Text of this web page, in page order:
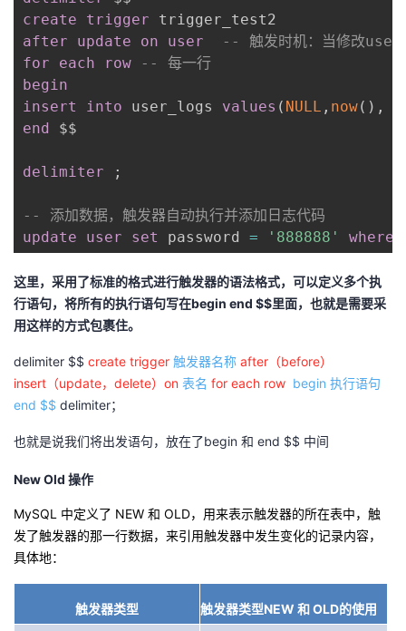
create
trigger
after
update on user
-- 触发时机：当修改user
for each row
-- 每一行
begin
insert
into user_logs values ( NULL , now( ) ,
end
$$
delimiter ;
-- 添加数据，触发器自动执行并添加日志代码
update
user set password = '888888' where
这里，采用了标准的格式进行触发器的语法格式，可以定义多个执
行语句，将所有的执行语句写在begin end $$里面，也就是需要采
用这样的方式包裹住。
delimiter $$ create trigger 触发器名称 after（before）
insert（update，delete）on 表名 for each row begin 执行语句
end $$ delimiter；
也就是说我们将出发语句，放在了begin 和 end $$ 中间
New Old 操作
MySQL 中定义了 NEW 和 OLD，用来表示触发器的所在表中，触
发了触发器的那一行数据，来引用触发器中发生变化的记录内容，
具体地：
触发器类型 触发器类型NEW 和OLD的使用